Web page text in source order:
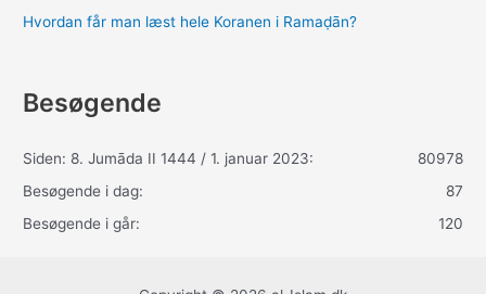
Hvordan får man læst hele Koranen i Ramaḍān?
Besøgende
80978
Siden: 8. Jumāda II 1444 / 1. januar 2023:
87
Besøgende i dag:
120
Besøgende i går: